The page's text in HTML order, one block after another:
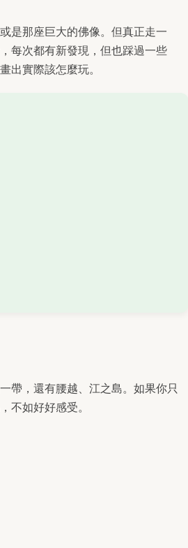
是那座巨大的佛像。但真正走一
每次都有新發現，但也踩過一些
出實際該怎麼玩。
帶，還有腰越、江之島。如果你只
不如好好感受。